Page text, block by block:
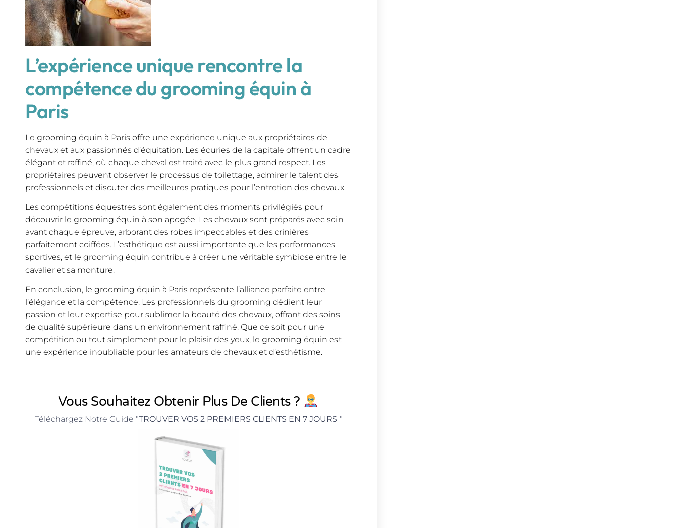
L’expérience unique rencontre la
compétence du grooming équin à
Paris
Le grooming équin à Paris offre une expérience unique aux propriétaires de
chevaux et aux passionnés d’équitation. Les écuries de la capitale offrent un cadre
élégant et raffiné, où chaque cheval est traité avec le plus grand respect. Les
propriétaires peuvent observer le processus de toilettage, admirer le talent des
professionnels et discuter des meilleures pratiques pour l’entretien des chevaux.
Les compétitions équestres sont également des moments privilégiés pour
découvrir le grooming équin à son apogée. Les chevaux sont préparés avec soin
avant chaque épreuve, arborant des robes impeccables et des crinières
parfaitement coiffées. L’esthétique est aussi importante que les performances
sportives, et le grooming équin contribue à créer une véritable symbiose entre le
cavalier et sa monture.
En conclusion, le grooming équin à Paris représente l’alliance parfaite entre
l’élégance et la compétence. Les professionnels du grooming dédient leur
passion et leur expertise pour sublimer la beauté des chevaux, offrant des soins
de qualité supérieure dans un environnement raffiné. Que ce soit pour une
compétition ou tout simplement pour le plaisir des yeux, le grooming équin est
une expérience inoubliable pour les amateurs de chevaux et d’esthétisme.
Vous Souhaitez Obtenir Plus De Clients ?
Téléchargez Notre Guide "TROUVER VOS 2 PREMIERS CLIENTS EN 7 JOURS "